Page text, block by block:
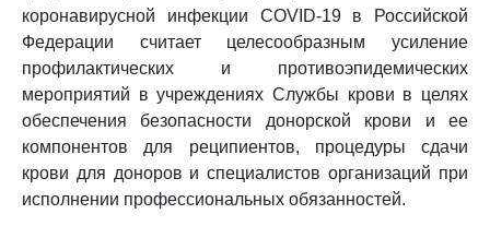
коронавирусной инфекции COVID-19 в Российской
Федерации считает целесообразным усиление
профилактических и противоэпидемических
мероприятий в учреждениях Службы крови в целях
обеспечения безопасности донорской крови и ее
компонентов для реципиентов, процедуры сдачи
крови для доноров и специалистов организаций при
исполнении профессиональных обязанностей.